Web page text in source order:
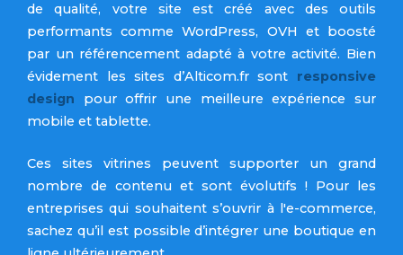
de qualité, votre site est créé avec des outils
performants comme WordPress, OVH et boosté
par un référencement adapté à votre activité. Bien
évidement les sites d’Alticom.fr sont responsive
design pour offrir une meilleure expérience sur
mobile et tablette.
Ces sites vitrines peuvent supporter un grand
nombre de contenu et sont évolutifs ! Pour les
entreprises qui souhaitent s’ouvrir à l'e-commerce,
sachez qu’il est possible d’intégrer une boutique en